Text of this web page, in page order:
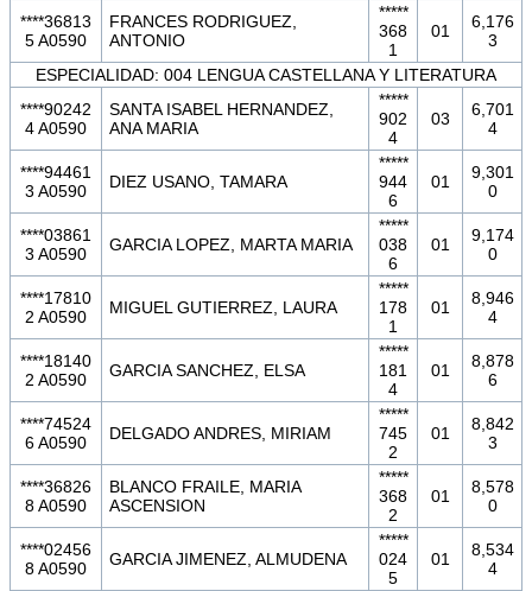
****36813
5 A0590
FRANCES RODRIGUEZ,
ANTONIO
*****
368
1
01
6,176
3
ESPECIALIDAD: 004 LENGUA CASTELLANA Y LITERATURA
****90242
4 A0590
SANTA ISABEL HERNANDEZ,
ANA MARIA
*****
902
4
03
6,701
4
****94461
3 A0590
DIEZ USANO, TAMARA
*****
944
6
01
9,301
0
****03861
3 A0590
GARCIA LOPEZ, MARTA MARIA
*****
038
6
01
9,174
0
****17810
2 A0590
MIGUEL GUTIERREZ, LAURA
*****
178
1
01
8,946
4
****18140
2 A0590
GARCIA SANCHEZ, ELSA
*****
181
4
01
8,878
6
****74524
6 A0590
DELGADO ANDRES, MIRIAM
*****
745
2
01
8,842
3
****36826
8 A0590
BLANCO FRAILE, MARIA
ASCENSION
*****
368
2
01
8,578
0
****02456
8 A0590
GARCIA JIMENEZ, ALMUDENA
*****
024
5
01
8,534
4